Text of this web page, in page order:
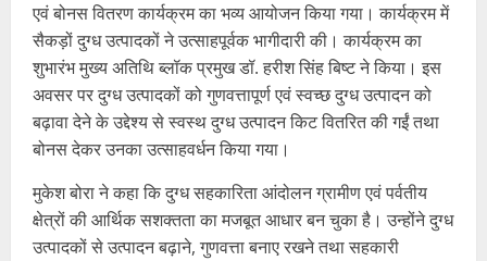
एवं बोनस वितरण कार्यक्रम का भव्य आयोजन किया गया। कार्यक्रम में
सैकड़ों दुग्ध उत्पादकों ने उत्साहपूर्वक भागीदारी की। कार्यक्रम का
शुभारंभ मुख्य अतिथि ब्लॉक प्रमुख डॉ. हरीश सिंह बिष्ट ने किया। इस
अवसर पर दुग्ध उत्पादकों को गुणवत्तापूर्ण एवं स्वच्छ दुग्ध उत्पादन को
बढ़ावा देने के उद्देश्य से स्वस्थ दुग्ध उत्पादन किट वितरित की गईं तथा
बोनस देकर उनका उत्साहवर्धन किया गया।
मुकेश बोरा ने कहा कि दुग्ध सहकारिता आंदोलन ग्रामीण एवं पर्वतीय
क्षेत्रों की आर्थिक सशक्तता का मजबूत आधार बन चुका है। उन्होंने दुग्ध
उत्पादकों से उत्पादन बढ़ाने, गुणवत्ता बनाए रखने तथा सहकारी